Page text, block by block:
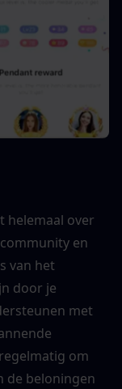
helemaal over
en
van het
door je
met
om
de beloningen